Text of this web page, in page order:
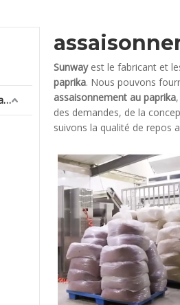
Ingrédients et additifs alimentaires
Sunwayest le fabricant et
paprika. Nous pouvons
assaisonnement au paprika
des demandes, de la
suivons la qualité de repos